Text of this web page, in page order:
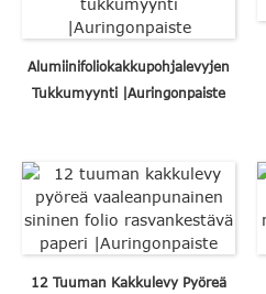
Alumiinifoliokakkupohjalevyjen
Tukkumyynti |Auringonpaiste
12 Tuuman Kakkulevy Pyöreä